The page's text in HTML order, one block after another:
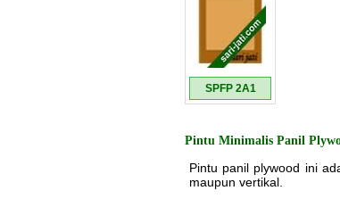
SPFP 2A1
Pintu Minimalis Panil
Pintu panil plywood ini
maupun vertikal.